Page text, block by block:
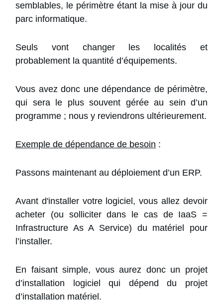
semblables, le périmètre étant la mise à jour du
parc informatique.
Seuls vont changer les localités et
probablement la quantité d’équipements.
Vous avez donc une dépendance de périmètre,
qui sera le plus souvent gérée au sein d’un
programme ; nous y reviendrons ultérieurement.
Exemple de dépendance de besoin :
Passons maintenant au déploiement d’un ERP.
Avant d'installer votre logiciel, vous allez devoir
acheter (ou solliciter dans le cas de IaaS =
Infrastructure As A Service) du matériel pour
l’installer.
En faisant simple, vous aurez donc un projet
d’installation logiciel qui dépend du projet
d’installation matériel.